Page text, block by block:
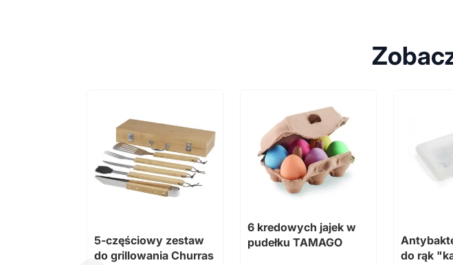
5-częściowy zestaw
do grillowania Churras
6 kredowych jajek w
pudełku TAMAGO
do rąk